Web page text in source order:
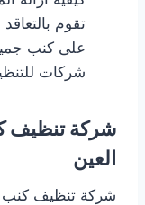
تقوم
على كنب
شركات
شركة تنظيف
العين
شركة تنظيف كنب